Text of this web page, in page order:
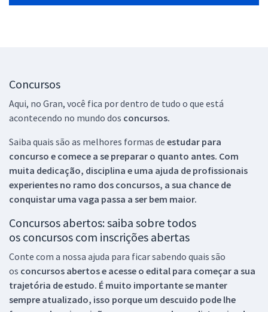
Concursos
Aqui, no Gran, você fica por dentro de tudo o que está
acontecendo no mundo dos concursos.
Saiba quais são as melhores formas de estudar para
concurso e comece a se preparar o quanto antes. Com
muita dedicação, disciplina e uma ajuda de profissionais
experientes no ramo dos concursos, a sua chance de
conquistar uma vaga passa a ser bem maior.
Concursos abertos: saiba sobre todos
os concursos com inscrições abertas
Conte com a nossa ajuda para ficar sabendo quais são
os concursos abertos e acesse o edital para começar a sua
trajetória de estudo. É muito importante se manter
sempre atualizado, isso porque um descuido pode lhe